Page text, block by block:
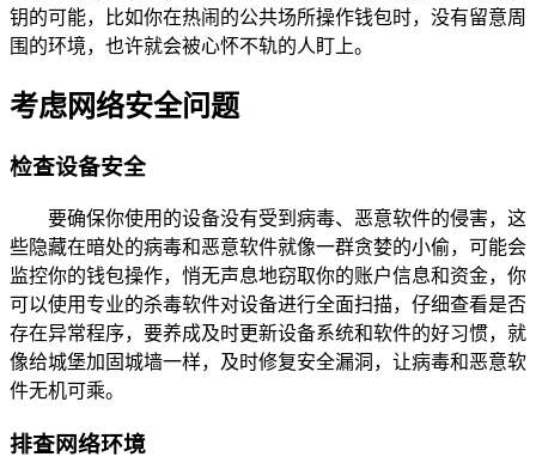
钥的可能，比如你在热闹的公共场所操作钱包时，没有留意周
围的环境，也许就会被心怀不轨的人盯上。
考虑网络安全问题
检查设备安全
要确保你使用的设备没有受到病毒、恶意软件的侵害，这
些隐藏在暗处的病毒和恶意软件就像一群贪婪的小偷，可能会
监控你的钱包操作，悄无声息地窃取你的账户信息和资金，你
可以使用专业的杀毒软件对设备进行全面扫描，仔细查看是否
存在异常程序，要养成及时更新设备系统和软件的好习惯，就
像给城堡加固城墙一样，及时修复安全漏洞，让病毒和恶意软
件无机可乘。
排查网络环境